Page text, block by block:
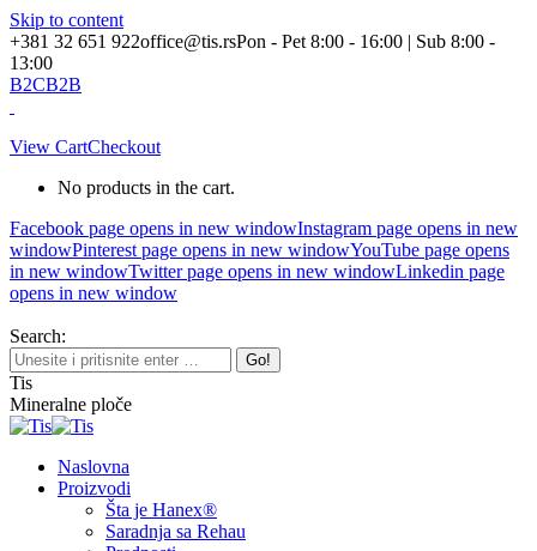
Skip to content
+381 32 651 922office@tis.rsPon - Pet 8:00 - 16:00 | Sub 8:00 -
13:00
B2CB2B
View CartCheckout
No products in the cart.
Facebook page opens in new windowInstagram page opens in new
windowPinterest page opens in new windowYouTube page opens
in new windowTwitter page opens in new windowLinkedin page
opens in new window
Search:
Tis
Mineralne ploče
Naslovna
Proizvodi
Šta je Hanex®
Saradnja sa Rehau